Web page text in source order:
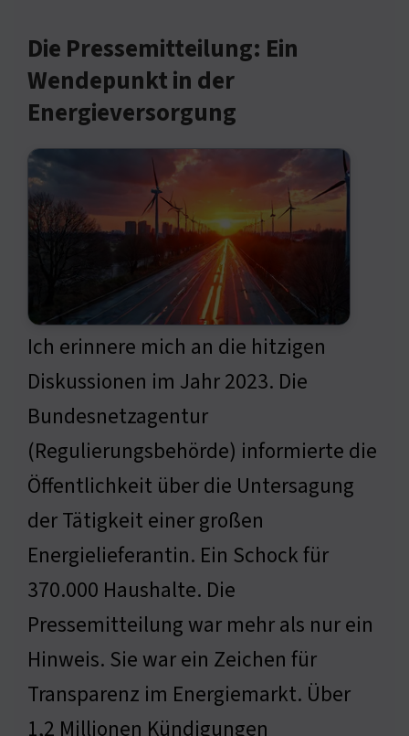
Die Pressemitteilung: Ein
Wendepunkt in der
Energieversorgung
Ich erinnere mich an die hitzigen
Diskussionen im Jahr 2023. Die
Bundesnetzagentur
(Regulierungsbehörde) informierte die
Öffentlichkeit über die Untersagung
der Tätigkeit einer großen
Energielieferantin. Ein Schock für
370.000 Haushalte. Die
Pressemitteilung war mehr als nur ein
Hinweis. Sie war ein Zeichen für
Transparenz im Energiemarkt. Über
1,2 Millionen Kündigungen